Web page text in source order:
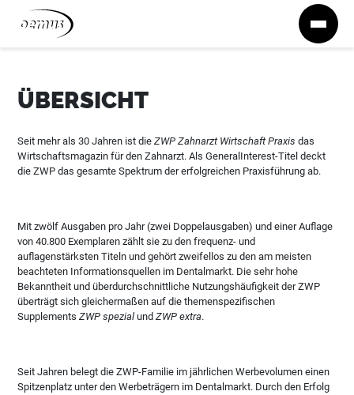
Zum Inhalt springen
ÜBERSICHT
Seit mehr als 30 Jahren ist dieZWP Zahnarzt Wirtschaft Praxis das
Wirtschaftsmagazin für den Zahnarzt. Als GeneralInterest-Titel deckt
die ZWP das gesamte Spektrum der erfolgreichen Praxisführung ab.
Mit zwölf Ausgaben pro Jahr (zwei Doppelausgaben) und einer Auflage
von 40.800 Exemplaren zählt sie zu den frequenz- und
auflagenstärksten Titeln und gehört zweifellos zu den am meisten
beachteten Informationsquellen im Dentalmarkt. Die sehr hohe
Bekanntheit und überdurchschnittliche Nutzungshäufigkeit der ZWP
überträgt sich gleichermaßen auf die themenspezifischen
SupplementsZWP spezial undZWP extra.
Seit Jahren belegt die ZWP-Familie im jährlichen Werbevolumen einen
Spitzenplatz unter den Werbeträgern im Dentalmarkt. Durch den Erfolg